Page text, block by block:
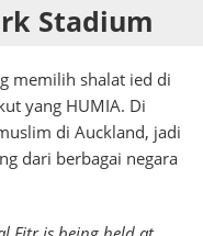
Stadium
memilih shalat ied di
yang HUMIA. Di
di Auckland, jadi
dari berbagai negara